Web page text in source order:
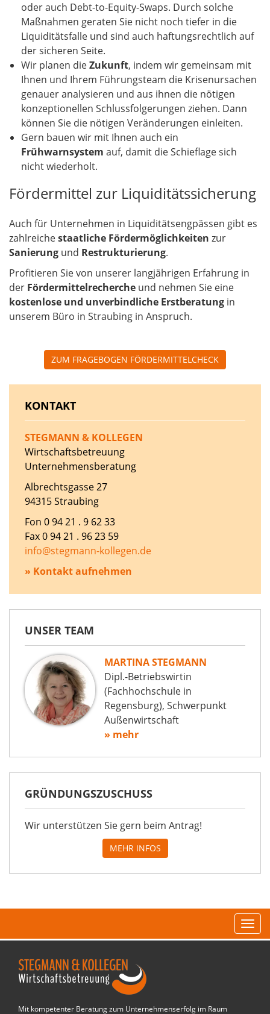
oder auch Debt-to-Equity-Swaps. Durch solche
Maßnahmen geraten Sie nicht noch tiefer in die
Liquiditätsfalle und sind auch haftungsrechtlich auf
der sicheren Seite.
Wir planen dieZukunft, indem wir gemeinsam mit
Ihnen und Ihrem Führungsteam die Krisenursachen
genauer analysieren und aus ihnen die nötigen
konzeptionellen Schlussfolgerungen ziehen. Dann
können Sie die nötigen Veränderungen einleiten.
Gern bauen wir mit Ihnen auch ein
Frühwarnsystem auf, damit die Schieflage sich
nicht wiederholt.
Fördermittel zur Liquiditätssicherung
Auch für Unternehmen in Liquiditätsengpässen gibt es
zahlreichestaatliche Fördermöglichkeiten zur
Sanierung und Restrukturierung.
Profitieren Sie von unserer langjährigen Erfahrung in
der Fördermittelrecherche und nehmen Sie eine
kostenlose und unverbindliche Erstberatung in
unserem Büro in Straubing in Anspruch.
ZUM FRAGEBOGEN FÖRDERMITTELCHECK
KONTAKT
STEGMANN & KOLLEGEN
Wirtschaftsbetreuung
Unternehmensberatung
Albrechtsgasse 27
94315 Straubing
Fon 0 94 21 . 9 62 33
Fax 0 94 21 . 96 23 59
info@stegmann-kollegen.de
» Kontakt aufnehmen
UNSER TEAM
MARTINA STEGMANN
Dipl.-Betriebswirtin
(Fachhochschule in
Regensburg), Schwerpunkt
Außenwirtschaft
» mehr
GRÜNDUNGSZUSCHUSS
Wir unterstützen Sie gern beim Antrag!
MEHR INFOS
Mit kompetenter Beratung zum Unternehmenserfolg im Raum